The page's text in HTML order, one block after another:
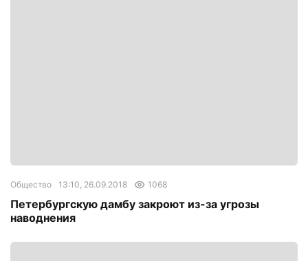
Общество 13:10, 26.09.2018 1068
Петербургскую дамбу закроют из-за угрозы
наводнения